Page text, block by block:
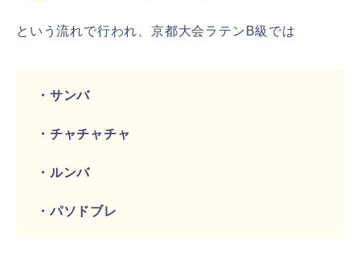
という流れで行われ、京都大会ラテンB級では
・サンバ
・チャチャチャ
・ルンバ
・パソドブレ